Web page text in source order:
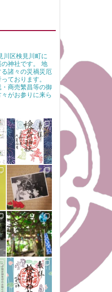
川区検見川町に
神社です。 地
諸々の災禍災厄
ております。
商売繁昌等の御
がお参りに来ら